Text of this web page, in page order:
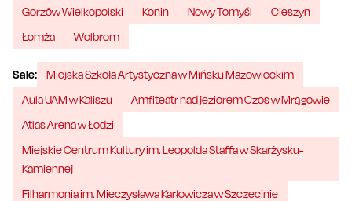
Gorzów Wielkopolski
Konin Nowy Tomyśl
Cieszyn
Łomża
Wolbrom
Sale:
Miejska Szkoła Artystyczna w Mińsku Mazowieckim
Aula UAM w Kaliszu
Amfiteatr nad jeziorem Czos w Mrągowie
Atlas Arena w Łodzi
Miejskie Centrum Kultury im. Leopolda Staffa w Skarżysku-
Kamiennej
Filharmonia im. Mieczysława Karłowicza w Szczecinie